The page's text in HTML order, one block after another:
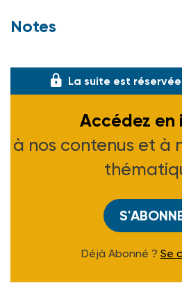
Notes
La suite est
Accédez en
à nos contenus et à
Déjà Abonné ? Se